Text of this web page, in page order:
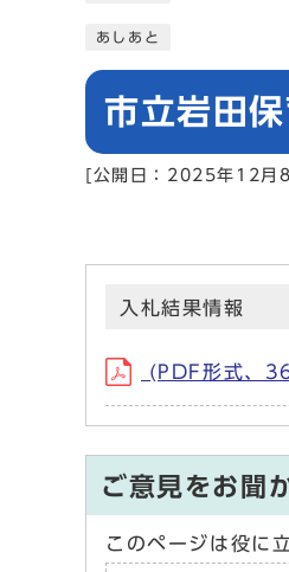
あしあと
市立岩田
[公開日：2025年12月8
入札結果情報
(PDF形式、
ご意見をお聞
このページは役に